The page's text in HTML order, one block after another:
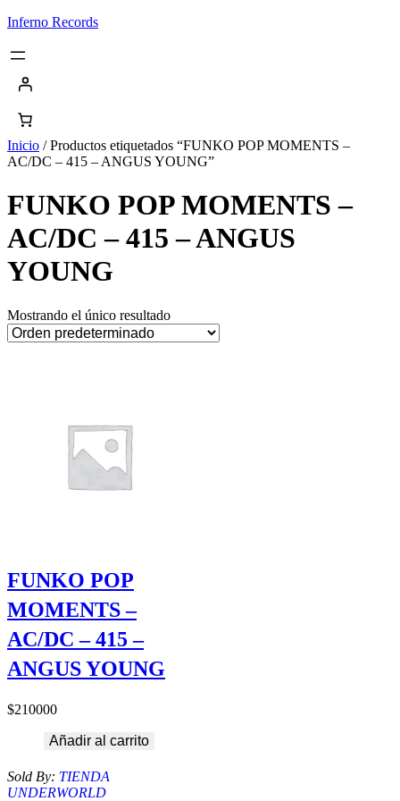
Saltar
contenido
Inferno Records
Inicio / Productos etiquetados “FUNKO POP MOMENTS –
AC/DC – 415 – ANGUS YOUNG”
FUNKO POP MOMENTS –
AC/DC – 415 – ANGUS
YOUNG
Mostrando el único resultado
FUNKO POP
MOMENTS –
AC/DC – 415 –
ANGUS YOUNG
$210000
Añadir al carrito
Sold By: TIENDA
UNDERWORLD